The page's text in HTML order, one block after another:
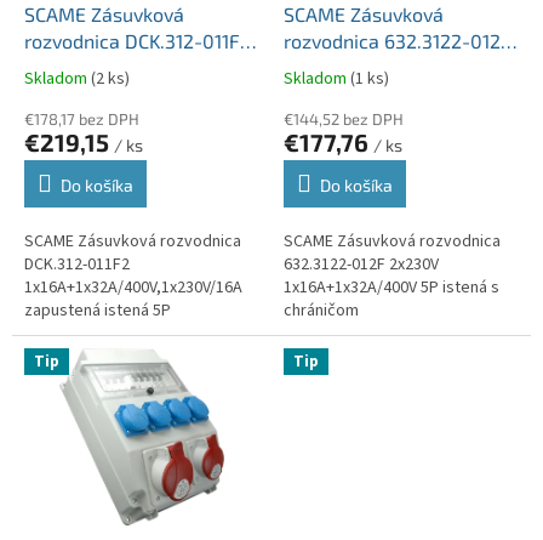
SCAME Zásuvková
rozvodnica DCK.312-011F2
1x16A+1x32A/400V,1x230V/16A
zapustená istená 5P
Skladom (2 ks)
€178,17 bez DPH
€219,15 / ks
Do košíka
SCAME Zásuvková rozvodnica
DCK.312-011F2
1x16A+1x32A/400V,1x230V/16A
zapustená istená 5P
SCAME Zásuvková
rozvodnica 632.3122-012F
2x230V
1x16A+1x32A/400V 5P
istená s chráničom
Skladom (1 ks)
€144,52 bez DPH
€177,76 / ks
Do košíka
SCAME Zásuvková rozvodnica
632.3122-012F 2x230V
1x16A+1x32A/400V 5P istená s
chráničom
Tip Tip